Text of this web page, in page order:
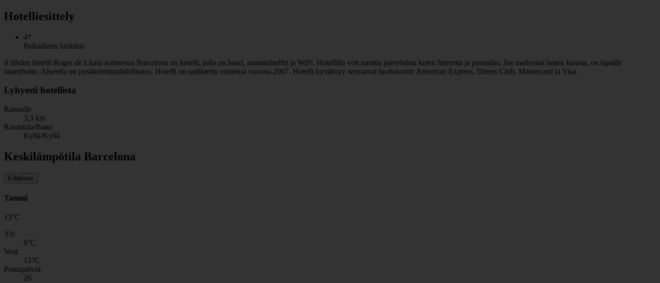
Hotelliesittely
4*
Paikallinen luokitus
4 tähden hotelli Roger de Lluria kohteessa Barcelona on hotelli, jolla on baari, aamiaisbuffet ja WiFi. Hotellilla voit nauttia palveluista kuten hieronta ja poreallas. Jos matkustat lasten kanssa, on lapsille
lastenhoito. Alueella on pysäköintimahdollisuus. Hotelli on uudistettu viimeksi vuonna 2007. Hotelli hyväksyy seuraavat luottokortit: American Express, Diners Club, Mastercard ja Visa.
Lyhyesti hotellista
Rannalle
3,3 km
Ravintola/Baari
Kyllä/Kyllä
Keskilämpötila Barcelona
Edellinen
Tammi
13°C
Yö:
6°C
Vesi:
12°C
Poutapäiviä:
26